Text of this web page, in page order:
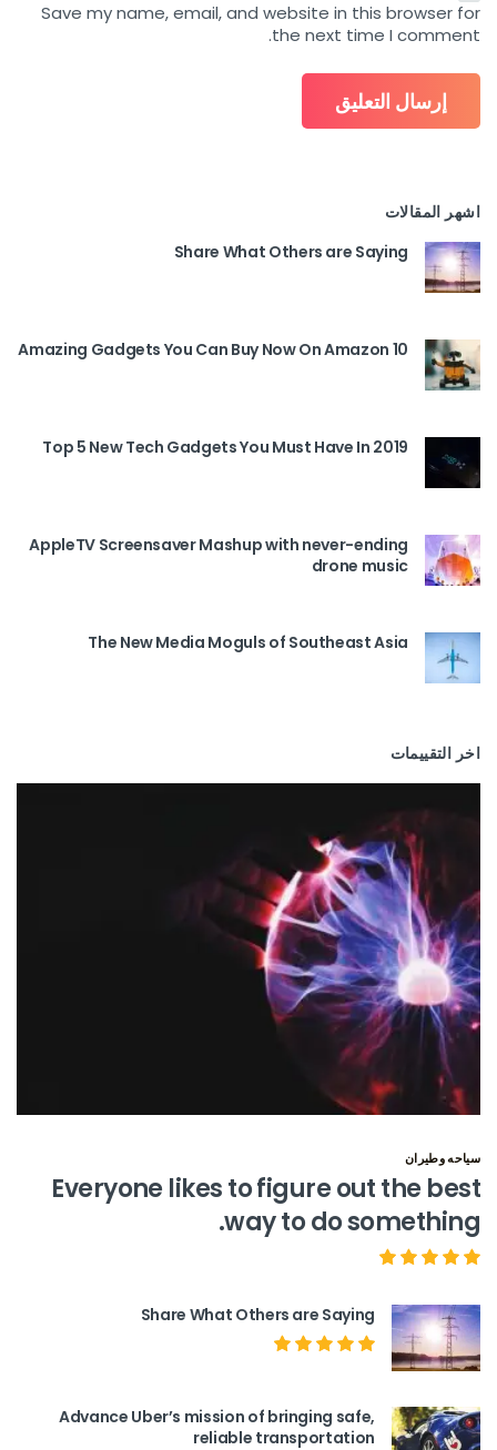
Save my name, email, and website in this browser for
the next time I comment.
اشهر المقالات
Share What Others are Saying
10 Amazing Gadgets You Can Buy Now On Amazon
Top 5 New Tech Gadgets You Must Have In 2019
AppleTV Screensaver Mashup with never-ending
drone music
The New Media Moguls of Southeast Asia
اخر التقييمات
سياحه وطيران
Everyone likes to figure out the best
way to do something.
Share What Others are Saying
Advance Uber’s mission of bringing safe,
reliable transportation